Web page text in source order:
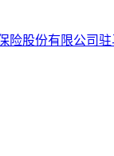
险股份有限公司驻